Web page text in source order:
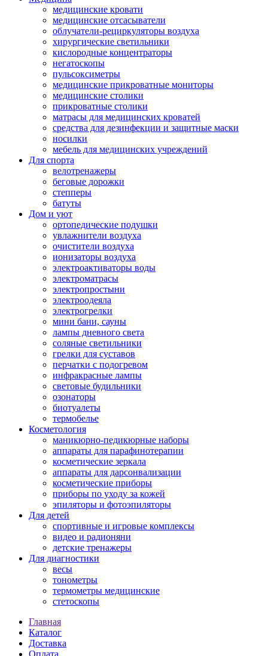
медицинские кровати
медицинские отсасыватели
облучатели-рециркуляторы воздуха
хирургические светильники
кислородные концентраторы
негатоскопы
пульсоксиметры
медицинские прикроватные мониторы
медицинские столики
прикроватные столики
матрасы для медицинских кроватей
средства для дезинфекции и защитные маски
носилки
мебель для медицинских учреждений
Для спорта
велотренажеры
беговые дорожки
степперы
батуты
Дом и уют
ортопедические подушки
увлажнители воздуха
очистители воздуха
ионизаторы воздуха
электроактиваторы воды
электроматрасы
электропростыни
электроодеяла
электрогрелки
мини бани, сауны
лампы дневного света
соляные светильники
грелки для суставов
перчатки с подогревом
инфракрасные лампы
световые будильники
озонаторы
биотуалеты
термобелье
Косметология
маникюрно-педикюрные наборы
аппараты для парафинотерапии
косметические зеркала
аппараты для дарсонвализации
косметические приборы
приборы по уходу за кожей
эпиляторы и фотоэпиляторы
Для детей
спортивные и игровые комплексы
видео и радионяни
детские тренажеры
Для диагностики
весы
тонометры
термометры медицинские
стетоскопы
Главная
Каталог
Доставка
Оплата